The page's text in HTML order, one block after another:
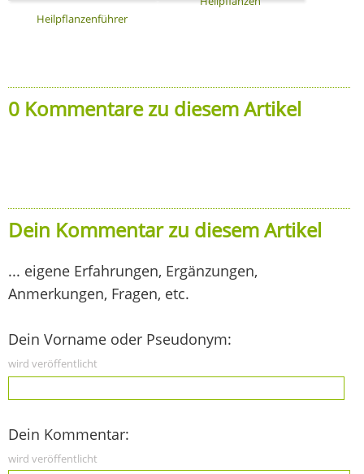
Heilpflanzenführer
0 Kommentare zu diesem Artikel
Dein Kommentar zu diesem Artikel
... eigene Erfahrungen, Ergänzungen,
Anmerkungen, Fragen, etc.
Dein Vorname oder Pseudonym:
wird veröffentlicht
Dein Kommentar:
wird veröffentlicht